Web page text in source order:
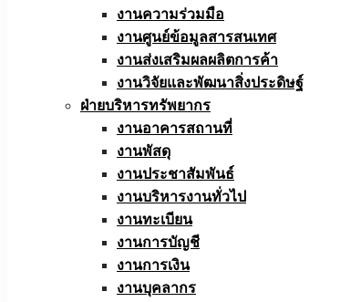
งานความร่วมมือ
งานศูนย์ข้อมูลสารสนเทศ
งานส่งเสริมผลผลิตการค้า
งานวิจัยและพัฒนาสิ่งประดิษฐ์
ฝ่ายบริหารทรัพยากร
งานอาคารสถานที่
งานพัสดุ
งานประชาสัมพันธ์
งานบริหารงานทั่วไป
งานทะเบียน
งานการบัญชี
งานการเงิน
งานบุคลากร